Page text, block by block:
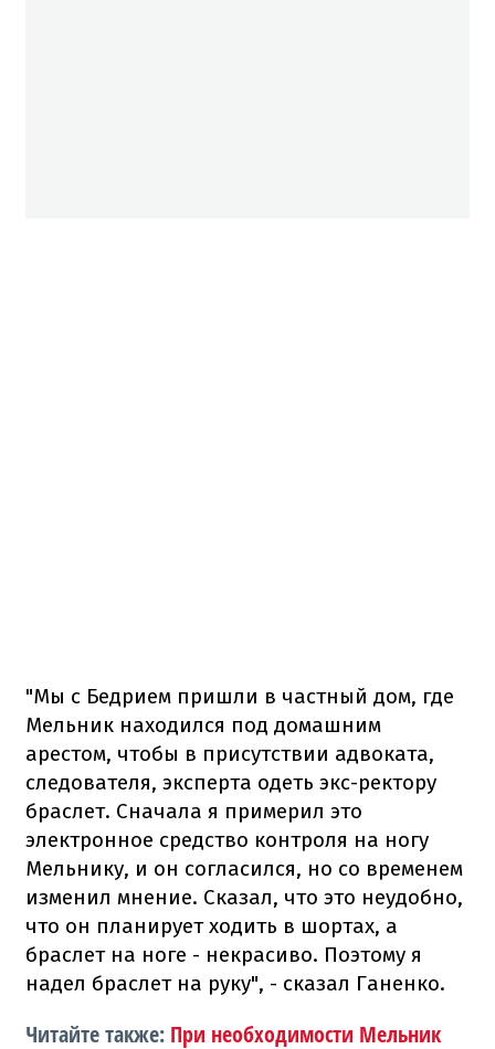
"Мы с Бедрием пришли в частный дом, где
Мельник находился под домашним
арестом, чтобы в присутствии адвоката,
следователя, эксперта одеть экс-ректору
браслет. Сначала я примерил это
электронное средство контроля на ногу
Мельнику, и он согласился, но со временем
изменил мнение. Сказал, что это неудобно,
что он планирует ходить в шортах, а
браслет на ноге - некрасиво. Поэтому я
надел браслет на руку", - сказал Ганенко.
Читайте также: При необходимости Мельник